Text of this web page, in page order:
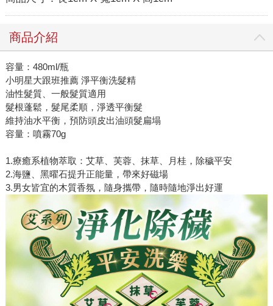
商品介紹
容量：480ml/瓶
小明星大跟班推薦 淨平衡洗髮精
油性髮質、一般髮質適用
髮根蓬鬆，髮尾柔順，淨透平衡髮
維持油水平衡，預防頭皮出油頭髮扁塌
容量：噴霧70g
1.療癒系植物萃取：艾草、芙蓉、抹草、月桂，除穢平安
2.海鹽、黑曜石提升正能量，帶來好磁場
3.男女皆宜的木質香氛，隨身攜帶，隨時隨地淨出好運